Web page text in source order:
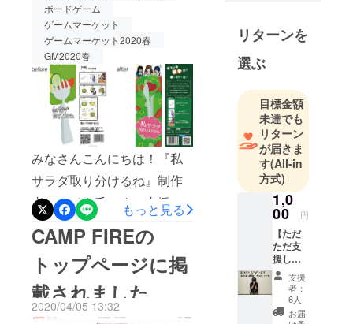
重版、外注→借金・サバン
ナの八木さんに遊んでいた
だけたりと、抜粋しただけ
でも本当に波乱につぐ波乱
でした。（現在もおそらく
76万1000円の不正支援が続
いてる、、汗）そんな中、
「ここに問い合わせたほう
がいいよ！」「大丈夫？」
「めっちゃおもろいや
ん！」など本当にたくさん
の言葉をかけていただき、
すごく助けられたし励みに
なりました。ここまでハイ
テンションにやってこられ
ボードゲーム
ゲームマーケット
ゲームマーケット2020春
GM2020春
みなさんこんにちは！『私
サラダ取り分けるね』制作
者のスイタ氏です！支援し
てくださった方々に、より
良いものを届けたいという
想いから、パッケージのリ
デザインを行いましたので
そのご報告です！納得のい
もっと見る
CAMP FIREの
トップページに掲
載されました
2020/04/05 13:32
amazon新着
ボードゲー
ムランキン
グ5位 Board
Game Japan
カップ審査
員特別賞 。
「スイタ氏
を見ている
だけでなん
だか笑顔に
なれるわ」
と言われる
人になりま
す！
リターンを
選ぶ
目標金額
未達でも
リターン
が届きま
す(All-in
方式)
1,0
00 円
【ただ
ただ支
援して
くださ
る方
へ】
ゲーム
支援
者：
6人
お届